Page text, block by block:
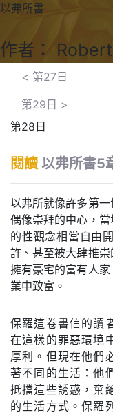
以弗所書
作者：
< 第27日
第29日 >
第28日
閱讀 以弗所書5
以弗所就像許多第
偶像崇拜的中心，
的性觀念相當自由
許、甚至被大肆推
擁有豪宅的富有人
業中致富。
保羅這卷書信的讀
在這樣的罪惡環境
厚利。但現在他們
著不同的生活：他
抵擋這些誘惑，棄
的生活方式。保羅